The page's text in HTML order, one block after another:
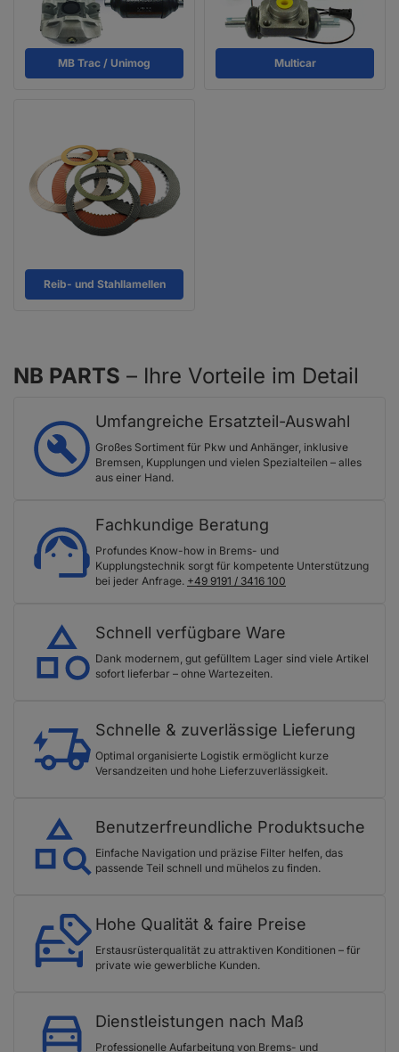
MB Trac / Unimog Multicar
Reib- und Stahllamellen
NB PARTS – Ihre Vorteile im Detail
Umfangreiche Ersatzteil-Auswahl
Großes Sortiment für Pkw und Anhänger, inklusive
Bremsen, Kupplungen und vielen Spezialteilen – alles
aus einer Hand.
Fachkundige Beratung
Profundes Know-how in Brems- und
Kupplungstechnik sorgt für kompetente Unterstützung
bei jeder Anfrage. +49 9191 / 3416 100
Schnell verfügbare Ware
Dank modernem, gut gefülltem Lager sind viele Artikel
sofort lieferbar – ohne Wartezeiten.
Schnelle & zuverlässige Lieferung
Optimal organisierte Logistik ermöglicht kurze
Versandzeiten und hohe Lieferzuverlässigkeit.
Benutzerfreundliche Produktsuche
Einfache Navigation und präzise Filter helfen, das
passende Teil schnell und mühelos zu finden.
Hohe Qualität & faire Preise
Erstausrüsterqualität zu attraktiven Konditionen – für
private wie gewerbliche Kunden.
Dienstleistungen nach Maß
Professionelle Aufarbeitung von Brems- und